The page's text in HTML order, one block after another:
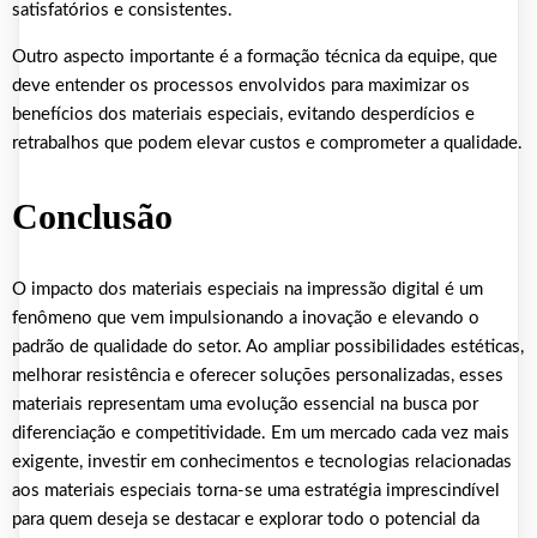
satisfatórios e consistentes.
Outro aspecto importante é a formação técnica da equipe, que
deve entender os processos envolvidos para maximizar os
benefícios dos materiais especiais, evitando desperdícios e
retrabalhos que podem elevar custos e comprometer a qualidade.
Conclusão
O impacto dos materiais especiais na impressão digital é um
fenômeno que vem impulsionando a inovação e elevando o
padrão de qualidade do setor. Ao ampliar possibilidades estéticas,
melhorar resistência e oferecer soluções personalizadas, esses
materiais representam uma evolução essencial na busca por
diferenciação e competitividade. Em um mercado cada vez mais
exigente, investir em conhecimentos e tecnologias relacionadas
aos materiais especiais torna-se uma estratégia imprescindível
para quem deseja se destacar e explorar todo o potencial da